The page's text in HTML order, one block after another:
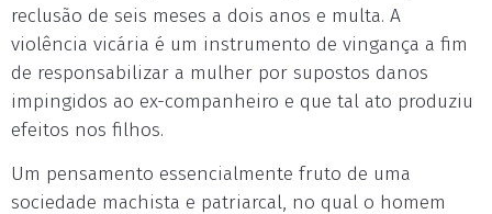
reclusão de seis meses a dois anos e multa. A
violência vicária é um instrumento de vingança a fim
de responsabilizar a mulher por supostos danos
impingidos ao ex-companheiro e que tal ato produziu
efeitos nos filhos.
Um pensamento essencialmente fruto de uma
sociedade machista e patriarcal, no qual o homem